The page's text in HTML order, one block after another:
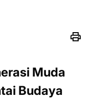
Muda
Budaya